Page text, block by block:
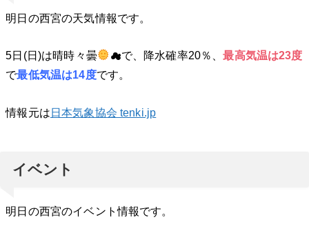
明日の西宮の天気情報です。
5日(日)は晴時々曇 ☁で、降水確率20％、最高気温は23度
で最低気温は14度です。
情報元は日本気象協会 tenki.jp
イベント
明日の西宮のイベント情報です。